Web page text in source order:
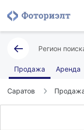
Продажа Аренда
Саратов